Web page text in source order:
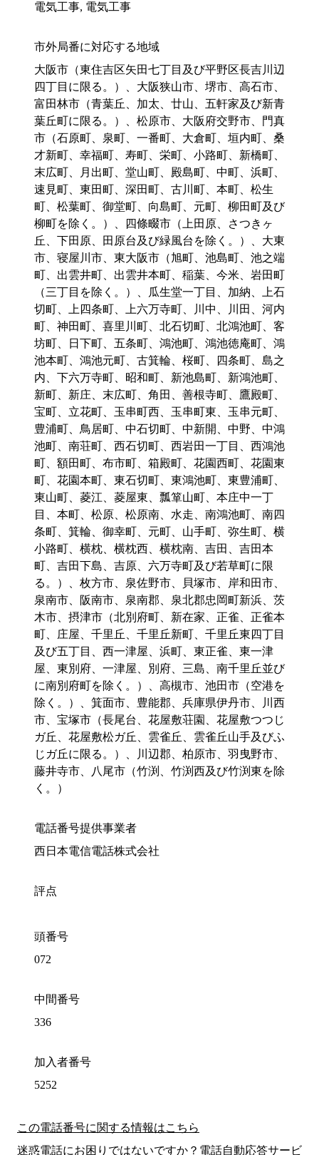
電気工事, 電気工事
市外局番に対応する地域
大阪市（東住吉区矢田七丁目及び平野区長吉川辺
四丁目に限る。）、大阪狭山市、堺市、高石市、
富田林市（青葉丘、加太、廿山、五軒家及び新青
葉丘町に限る。）、松原市、大阪府交野市、門真
市（石原町、泉町、一番町、大倉町、垣内町、桑
才新町、幸福町、寿町、栄町、小路町、新橋町、
末広町、月出町、堂山町、殿島町、中町、浜町、
速見町、東田町、深田町、古川町、本町、松生
町、松葉町、御堂町、向島町、元町、柳田町及び
柳町を除く。）、四條畷市（上田原、さつきヶ
丘、下田原、田原台及び緑風台を除く。）、大東
市、寝屋川市、東大阪市（旭町、池島町、池之端
町、出雲井町、出雲井本町、稲葉、今米、岩田町
（三丁目を除く。）、瓜生堂一丁目、加納、上石
切町、上四条町、上六万寺町、川中、川田、河内
町、神田町、喜里川町、北石切町、北鴻池町、客
坊町、日下町、五条町、鴻池町、鴻池徳庵町、鴻
池本町、鴻池元町、古箕輪、桜町、四条町、島之
内、下六万寺町、昭和町、新池島町、新鴻池町、
新町、新庄、末広町、角田、善根寺町、鷹殿町、
宝町、立花町、玉串町西、玉串町東、玉串元町、
豊浦町、鳥居町、中石切町、中新開、中野、中鴻
池町、南荘町、西石切町、西岩田一丁目、西鴻池
町、額田町、布市町、箱殿町、花園西町、花園東
町、花園本町、東石切町、東鴻池町、東豊浦町、
東山町、菱江、菱屋東、瓢箪山町、本庄中一丁
目、本町、松原、松原南、水走、南鴻池町、南四
条町、箕輪、御幸町、元町、山手町、弥生町、横
小路町、横枕、横枕西、横枕南、吉田、吉田本
町、吉田下島、吉原、六万寺町及び若草町に限
る。）、枚方市、泉佐野市、貝塚市、岸和田市、
泉南市、阪南市、泉南郡、泉北郡忠岡町新浜、茨
木市、摂津市（北別府町、新在家、正雀、正雀本
町、庄屋、千里丘、千里丘新町、千里丘東四丁目
及び五丁目、西一津屋、浜町、東正雀、東一津
屋、東別府、一津屋、別府、三島、南千里丘並び
に南別府町を除く。）、高槻市、池田市（空港を
除く。）、箕面市、豊能郡、兵庫県伊丹市、川西
市、宝塚市（長尾台、花屋敷荘園、花屋敷つつじ
ガ丘、花屋敷松ガ丘、雲雀丘、雲雀丘山手及びふ
じガ丘に限る。）、川辺郡、柏原市、羽曳野市、
藤井寺市、八尾市（竹渕、竹渕西及び竹渕東を除
く。）
電話番号提供事業者
西日本電信電話株式会社
評点
頭番号
072
中間番号
336
加入者番号
5252
この電話番号に関する情報はこちら
迷惑電話にお困りではないですか？電話自動応答サービ